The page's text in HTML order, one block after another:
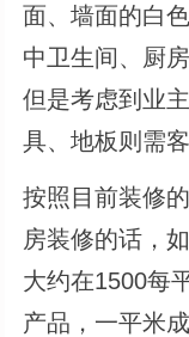
面、墙面的白
中卫生间、厨
但是考虑到业
具、地板则需
按照目前装修
房装修的话，
大约在1500每
产品，一平米